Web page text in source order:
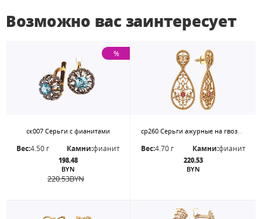
Возможно вас заинтересует
%
ск007 Серьги с фианитами
Вес:4.50 г Камни:фианит
198.48
BYN
220.53BYN
ср260 Серьги ажурные на гвоздиках
Вес:4.70 г Камни:фианит
220.53
BYN